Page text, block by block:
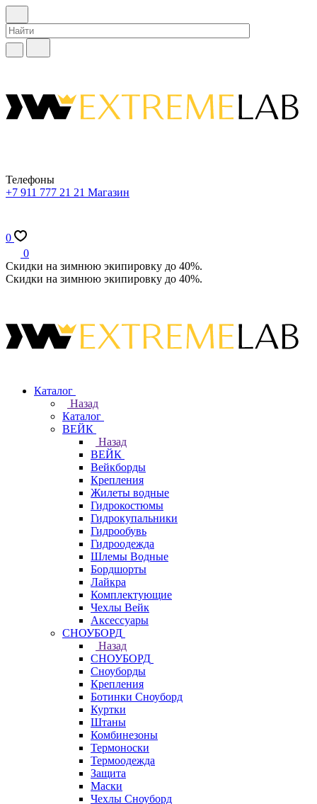
Телефоны
+7 911 777 21 21 Магазин
0
0
Скидки на зимнюю экипировку до 40%.
Скидки на зимнюю экипировку до 40%.
Каталог
Назад
Каталог
ВЕЙК
Назад
ВЕЙК
Вейкборды
Крепления
Жилеты водные
Гидрокостюмы
Гидрокупальники
Гидрообувь
Гидроодежда
Шлемы Водные
Бордшорты
Лайкра
Комплектующие
Чехлы Вейк
Аксессуары
СНОУБОРД
Назад
СНОУБОРД
Сноуборды
Крепления
Ботинки Сноуборд
Куртки
Штаны
Комбинезоны
Термоноски
Термоодежда
Защита
Маски
Чехлы Сноуборд